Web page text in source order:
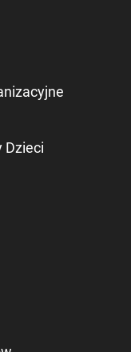
Dzieci